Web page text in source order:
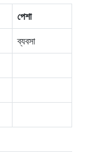
পেশা
ব্যবসা